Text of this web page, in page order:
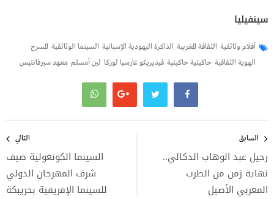
سينفيليا
أفلام وثائقية الثقافة المغربية الذاكرة اليهودية الإسبانية السينما الوثائقية المسرح
الهوية الثقافية حاكيتية حاكيتية فيديريكو غارسيا لوركا لين أمسلم معهد سيرفانتيس
المقالات
السابق
رحيل عبد الوهاب الدكالي..
نهاية زمن من الطرب
المغربي الأصيل
التالي
السينما الكونغولية ضيف
شرف المهرجان الدولي
للسينما الإفريقية بخريبكة